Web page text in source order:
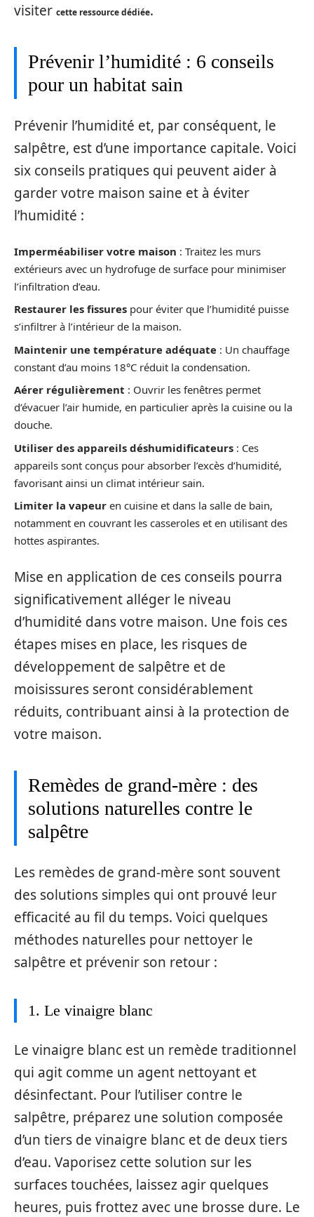
visiter cette ressource dédiée.
Prévenir l’humidité : 6 conseils
pour un habitat sain
Prévenir l’humidité et, par conséquent, le
salpêtre, est d’une importance capitale. Voici
six conseils pratiques qui peuvent aider à
garder votre maison saine et à éviter
l’humidité :
Imperméabiliser votre maison : Traitez les murs
extérieurs avec un hydrofuge de surface pour minimiser
l’infiltration d’eau.
Restaurer les fissures pour éviter que l’humidité puisse
s’infiltrer à l’intérieur de la maison.
Maintenir une température adéquate : Un chauffage
constant d’au moins 18°C réduit la condensation.
Aérer régulièrement : Ouvrir les fenêtres permet
d’évacuer l’air humide, en particulier après la cuisine ou la
douche.
Utiliser des appareils déshumidificateurs : Ces
appareils sont conçus pour absorber l’excès d’humidité,
favorisant ainsi un climat intérieur sain.
Limiter la vapeur en cuisine et dans la salle de bain,
notamment en couvrant les casseroles et en utilisant des
hottes aspirantes.
Mise en application de ces conseils pourra
significativement alléger le niveau
d’humidité dans votre maison. Une fois ces
étapes mises en place, les risques de
développement de salpêtre et de
moisissures seront considérablement
réduits, contribuant ainsi à la protection de
votre maison.
Remèdes de grand-mère : des
solutions naturelles contre le
salpêtre
Les remèdes de grand-mère sont souvent
des solutions simples qui ont prouvé leur
efficacité au fil du temps. Voici quelques
méthodes naturelles pour nettoyer le
salpêtre et prévenir son retour :
1. Le vinaigre blanc
Le vinaigre blanc est un remède traditionnel
qui agit comme un agent nettoyant et
désinfectant. Pour l’utiliser contre le
salpêtre, préparez une solution composée
d’un tiers de vinaigre blanc et de deux tiers
d’eau. Vaporisez cette solution sur les
surfaces touchées, laissez agir quelques
heures, puis frottez avec une brosse dure. Le